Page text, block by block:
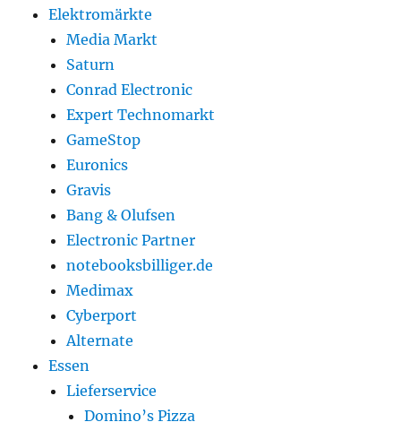
Elektromärkte
Media Markt
Saturn
Conrad Electronic
Expert Technomarkt
GameStop
Euronics
Gravis
Bang & Olufsen
Electronic Partner
notebooksbilliger.de
Medimax
Cyberport
Alternate
Essen
Lieferservice
Domino’s Pizza